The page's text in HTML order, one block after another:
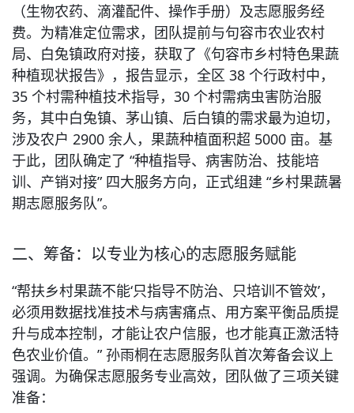
（生物农药、滴灌配件、操作手册）及志愿服务经
费。为精准定位需求，团队提前与句容市农业农村
局、白兔镇政府对接，获取了《句容市乡村特色果蔬
种植现状报告》，报告显示，全区 38 个行政村中，
35 个村需种植技术指导，30 个村需病虫害防治服
务，其中白兔镇、茅山镇、后白镇的需求最为迫切，
涉及农户 2900 余人，果蔬种植面积超 5000 亩。基
于此，团队确定了 “种植指导、病害防治、技能培
训、产销对接” 四大服务方向，正式组建 “乡村果蔬暑
期志愿服务队”。
二、筹备：以专业为核心的志愿服务赋能
“帮扶乡村果蔬不能‘只指导不防治、只培训不管效’，
必须用数据找准技术与病害痛点、用方案平衡品质提
升与成本控制，才能让农户信服，也才能真正激活特
色农业价值。” 孙雨桐在志愿服务队首次筹备会议上
强调。为确保志愿服务专业高效，团队做了三项关键
准备：